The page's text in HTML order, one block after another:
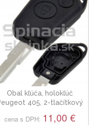
Obal kľúča, holokľúč
405, 2-tlačítkový
cena s DPH: 11,00 €